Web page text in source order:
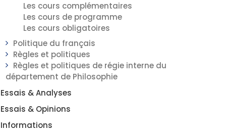
Les cours complémentaires
Les cours de programme
Les cours obligatoires
Politique du français
Règles et politiques
Règles et politiques de régie interne du
département de Philosophie
Essais & Analyses
Essais & Opinions
Informations